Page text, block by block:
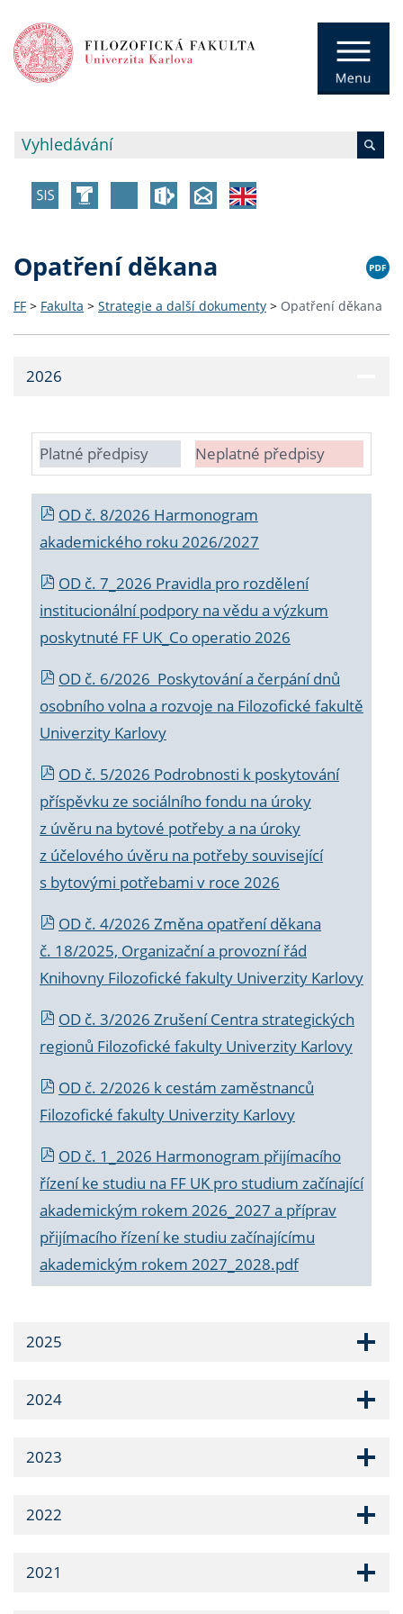
Opatření děkana
FF > Fakulta > Strategie a další dokumenty > Opatření děkana
2026
Platné předpisy Neplatné předpisy
OD č. 8/2026 Harmonogram
akademického roku 2026/2027
OD č. 7_2026 Pravidla pro rozdělení
institucionální podpory na vědu a výzkum
poskytnuté FF UK_Co operatio 2026
OD č. 6/2026 Poskytování a čerpání dnů
osobního volna a rozvoje na Filozofické fakultě
Univerzity Karlovy
OD č. 5/2026 Podrobnosti k poskytování
příspěvku ze sociálního fondu na úroky
z úvěru na bytové potřeby a na úroky
z účelového úvěru na potřeby související
s bytovými potřebami v roce 2026
OD č. 4/2026 Změna opatření děkana
č. 18/2025, Organizační a provozní řád
Knihovny Filozofické fakulty Univerzity Karlovy
OD č. 3/2026 Zrušení Centra strategických
regionů Filozofické fakulty Univerzity Karlovy
OD č. 2/2026 k cestám zaměstnanců
Filozofické fakulty Univerzity Karlovy
OD č. 1_2026 Harmonogram přijímacího
řízení ke studiu na FF UK pro studium začínající
akademickým rokem 2026_2027 a příprav
přijímacího řízení ke studiu začínajícímu
akademickým rokem 2027_2028.pdf
2025
2024
2023
2022
2021